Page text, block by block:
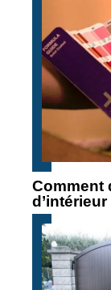
Comment
d’intérieur